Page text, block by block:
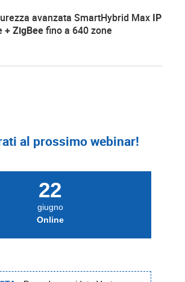
avanzata SmartHybrid Max IP
+ ZigBeefino a 640 zone
al prossimo webinar!
22
giugno
Online